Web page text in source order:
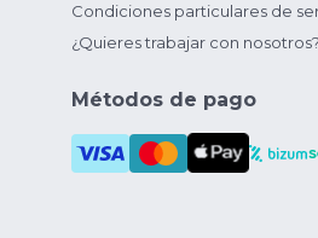
Condiciones particulares de
¿Quieres trabajar con
Métodos de pago